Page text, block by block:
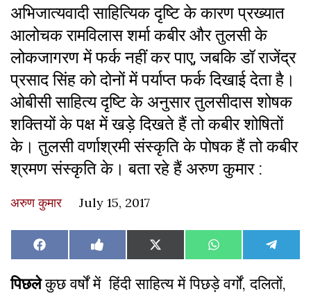
अभिजात्यवादी साहित्यिक दृष्टि के कारण प्रख्यात
आलोचक रामविलास शर्मा कबीर और तुलसी के
लोकजागरण में फर्क नहीं कर पाए, जबकि डॉ राजेंद्र
प्रसाद सिंह को दोनों में पर्याप्त फर्क दिखाई देता है।
ओबीसी साहित्य दृष्टि के अनुसार तुलसीदास शोषक
शक्तियों के पक्ष में खड़े दिखते हैं तो कबीर शोषितों
के। तुलसी वर्णाश्रमी संस्कृति के पोषक हैं तो कबीर
श्रमण संस्कृति के। बता रहे हैं अरुण कुमार :
अरुण कुमार July 15, 2017
Share
on
Facebook Share
on
Like
on
Facebook
Share
on
X
(Twitter)
Share
on
WhatsAppShare
on
पिछलेकुछ वर्षों में हिंदी साहित्य में पिछड़े वर्गों, दलितों,